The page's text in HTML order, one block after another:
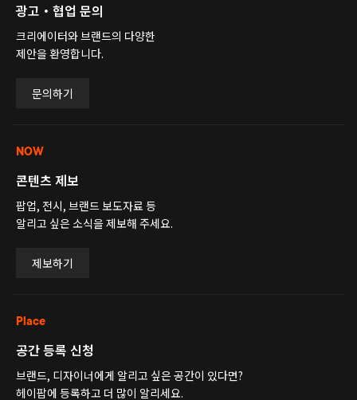
광고・협업 문의
크리에이터와 브랜드의 다양한
제안을 환영합니다.
문의하기
NOW
콘텐츠 제보
팝업, 전시, 브랜드 보도자료 등
알리고 싶은 소식을 제보해 주세요.
제보하기
Place
공간 등록 신청
브랜드, 디자이너에게 알리고 싶은 공간이 있다면?
헤이팝에 등록하고 더 많이 알리세요.